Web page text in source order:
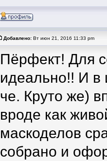
Добавлено: Вт июн 21, 2016 11:33 pm
Пёрфект! Для
идеально!! И в
че. Круто же)
вроде как
маскоделов
собрано и